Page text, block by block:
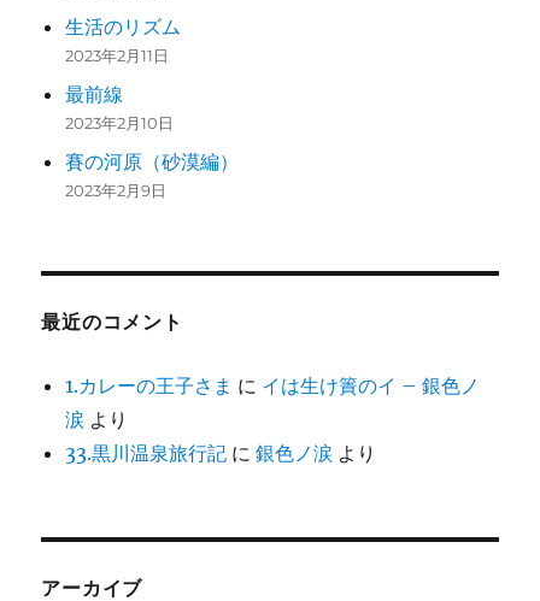
生活のリズム
2023年2月11日
最前線
2023年2月10日
賽の河原（砂漠編）
2023年2月9日
最近のコメント
1.カレーの王子さま に イは生け簀のイ – 銀色ノ
涙 より
33.黒川温泉旅行記 に銀色ノ涙 より
アーカイブ